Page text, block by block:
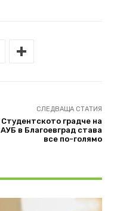
СЛЕДВАЩА СТАТИЯ
Студентското градче на
АУБ в Благоевград става
все по-голямо